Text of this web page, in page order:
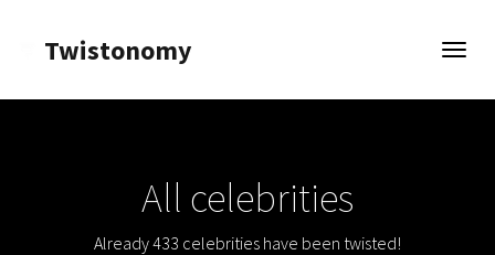
Open
Twistonomy
All celebrities
Already 433 celebrities have been twisted!